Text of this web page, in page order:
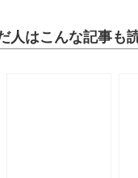
人はこんな記事も